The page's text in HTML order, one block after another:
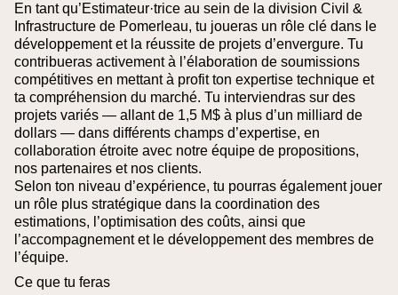
En tant qu’Estimateur·trice au sein de la division Civil &
Infrastructure de Pomerleau, tu joueras un rôle clé dans le
développement et la réussite de projets d’envergure. Tu
contribueras activement à l’élaboration de soumissions
compétitives en mettant à profit ton expertise technique et
ta compréhension du marché. Tu interviendras sur des
projets variés — allant de 1,5 M$ à plus d’un milliard de
dollars — dans différents champs d’expertise, en
collaboration étroite avec notre équipe de propositions,
nos partenaires et nos clients.
Selon ton niveau d’expérience, tu pourras également jouer
un rôle plus stratégique dans la coordination des
estimations, l’optimisation des coûts, ainsi que
l’accompagnement et le développement des membres de
l’équipe.
Ce que tu feras